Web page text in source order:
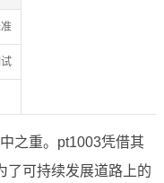
之重。pt1003凭借其
了可持续发展道路上的